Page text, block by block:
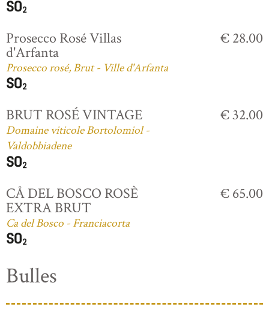
Prosecco Rosé Villas
d'Arfanta
Prosecco rosé, Brut - Ville d'Arfanta
€ 28.00
BRUT ROSÉ VINTAGE
Domaine viticole Bortolomiol -
Valdobbiadene
€ 32.00
CÅ DEL BOSCO ROSÈ
EXTRA BRUT
Ca del Bosco - Franciacorta
€ 65.00
Bulles